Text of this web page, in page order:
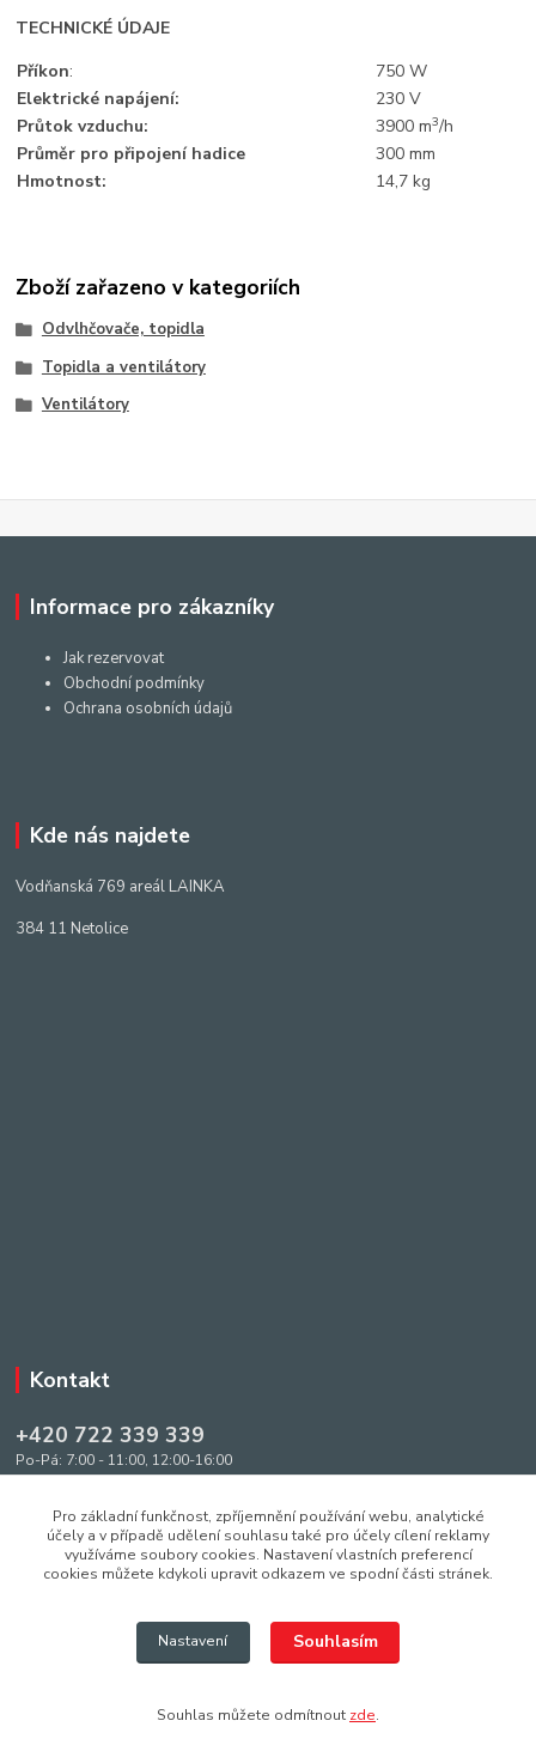
TECHNICKÉ ÚDAJE
Příkon:
750 W
Elektrické napájení:
230 V
Průtok vzduchu:
3900 m3/h
Průměr pro připojení hadice
300 mm
Hmotnost:
14,7 kg
Zboží zařazeno v kategoriích
Odvlhčovače, topidla
Topidla a ventilátory
Ventilátory
Informace pro zákazníky
Jak rezervovat
Obchodní podmínky
Ochrana osobních údajů
Kde nás najdete
Vodňanská 769 areál LAINKA
384 11 Netolice
Kontakt
+420 722 339 339
Po-Pá: 7:00 - 11:00, 12:00-16:00
Upravit sběr cookies.
@2013 - 2026 Všechna práva vyhrazena
Pro základní funkčnost, zpříjemnění používání webu, analytické
účely a v případě udělení souhlasu také pro účely cílení reklamy
využíváme soubory cookies. Nastavení vlastních preferencí
cookies můžete kdykoli upravit odkazem ve spodní části stránek.
Nastavení Souhlasím
Souhlas můžete odmítnout zde.